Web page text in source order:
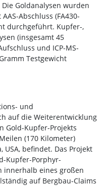
Goldanalysen wurden
Abschluss (FA430-
durchgeführt. Kupfer-,
(insgesamt 45
und ICP-MS-
Testgewicht
und
auf die Weiterentwicklung
Gold-Kupfer-Projekts
(170 Kilometer)
USA, befindet. Das Projekt
Kupfer-Porphyr-
innerhalb eines großen
auf Bergbau-Claims